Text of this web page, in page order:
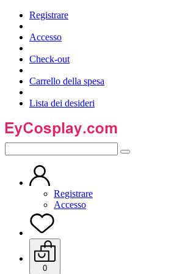
Registrare
Accesso
Check-out
Carrello della spesa
Lista dei desideri
Registrare
Accesso
0